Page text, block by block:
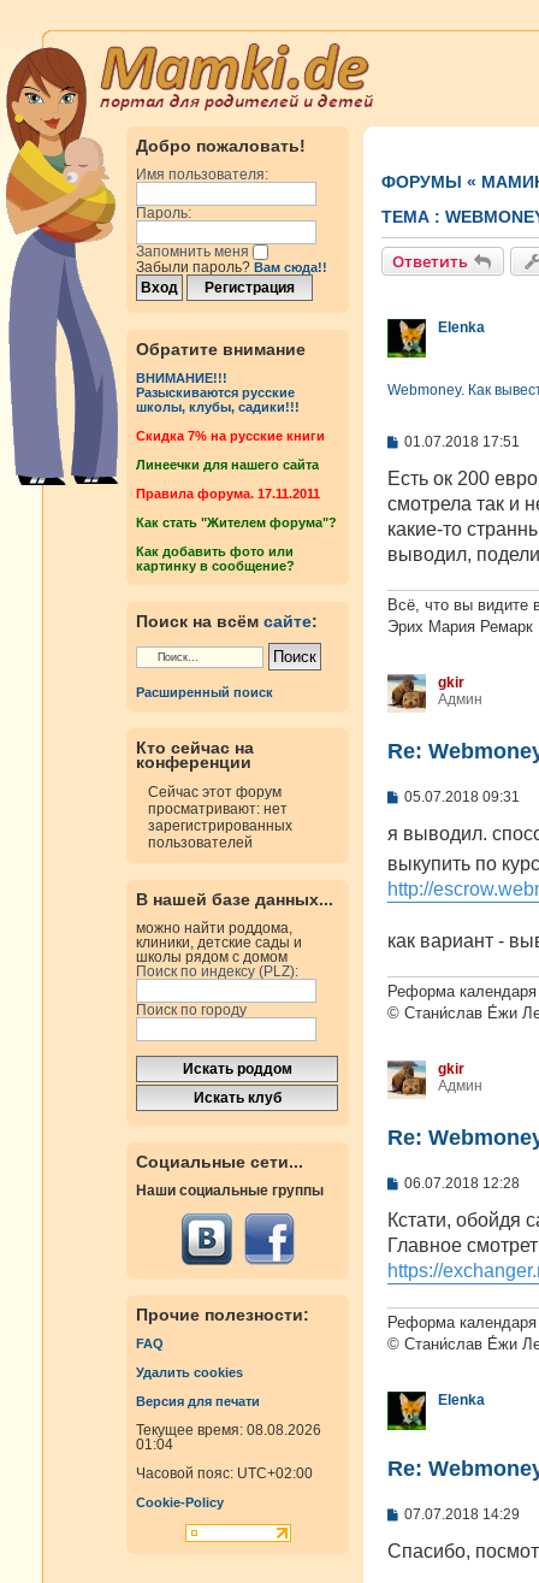
Добро пожаловать!
Имя пользователя:
Пароль:
Запомнить меня
Забыли пароль? Вам сюда!!
Обратите внимание
ВНИМАНИЕ!!!
Разыскиваются русские
школы, клубы, садики!!!
Cкидка 7% на русские книги
Линеечки для нашего сайта
Правила форума. 17.11.2011
Как стать "Жителем форума"?
Как добавить фото или
картинку в сообщение?
Поиск на всём сайте:
Расширенный поиск
Кто сейчас на
конференции
Сейчас этот форум
просматривают: нет
зарегистрированных
пользователей
В нашей базе данных...
можно найти роддома,
клиники, детские сады и
школы рядом с домом
Поиск по индексу (PLZ):
Поиск по городу
Социальные сети...
Наши социальные группы
Прочие полезности:
FAQ
Удалить cookies
Версия для печати
Текущее время: 08.08.2026
01:04
Часовой пояс: UTC+02:00
Cookie-Policy
ФОРУМЫ «
ТЕМА :
Ответить
Elenka
Webmoney. Как
С
о
щ
е
и
01.07.2018 17:51
Есть ок 200
смотрела так и
какие-то
выводил,
Всё, что вы
Эрих Мария Ремарк
gkir
Админ
Re:
С
о
щ
е
н
05.07.2018 09:31
я выводил.
выкупить по
http://
как вариант -
Реформа
© Стани́слав Е́жи
gkir
Админ
Re:
С
о
щ
е
н
е
06.07.2018 12:28
Кстати, обойдя
Главное
https://
Реформа
© Стани́слав Е́жи
Elenka
Re:
С
о
07.07.2018 14:29
Спасибо,